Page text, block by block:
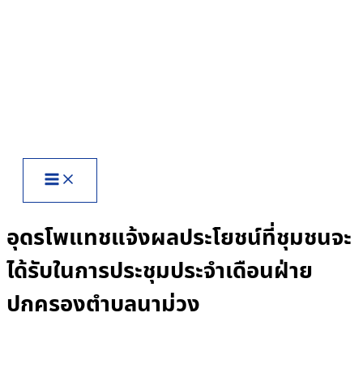
อุดรโพแทชแจ้งผลประโยชน์ที่ชุมชนจะ
ได้รับในการประชุมประจำเดือนฝ่าย
ปกครองตำบลนาม่วง